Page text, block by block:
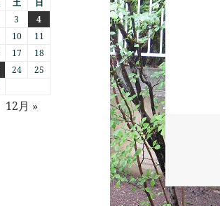
土
日
3
4
10
11
17
18
24
25
12月 »